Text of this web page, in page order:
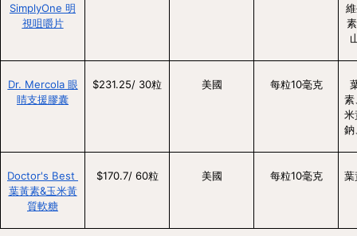
SimplyOne 明
視咀嚼片
Dr. Mercola 眼
睛支援膠囊
$231.25/ 30粒 美國 每粒10毫克
素
米
鈉
Doctor's Best
葉黃素&玉米黃
質軟糖
$170.7/ 60粒 美國 每粒10毫克 葉